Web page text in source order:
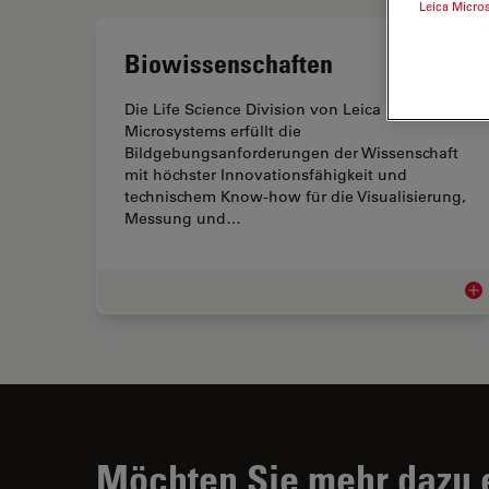
Biowissenschaften
Die Life Science Division von Leica
Microsystems erfüllt die
Bildgebungsanforderungen der Wissenschaft
mit höchster Innovationsfähigkeit und
technischem Know-how für die Visualisierung,
Messung und…
Möchten Sie mehr dazu
Leica